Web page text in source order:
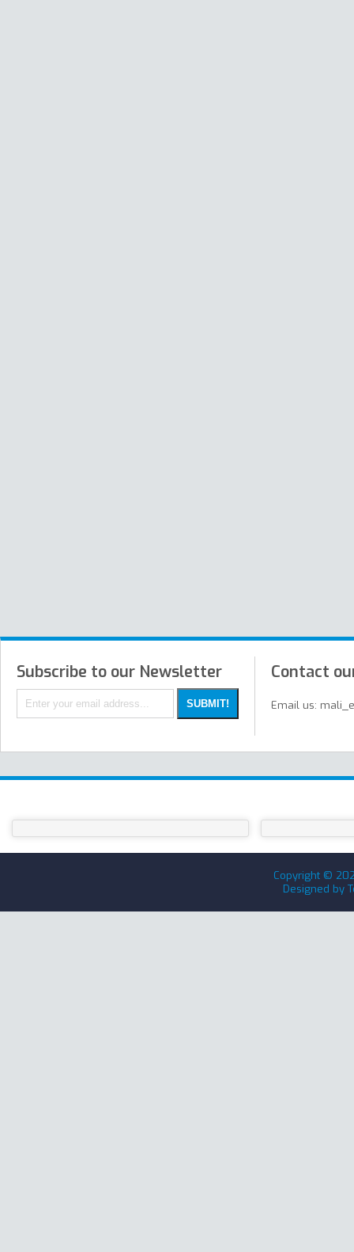
Subscribe to our Newsletter Contact
Email us:
Copyright ©
Designed by